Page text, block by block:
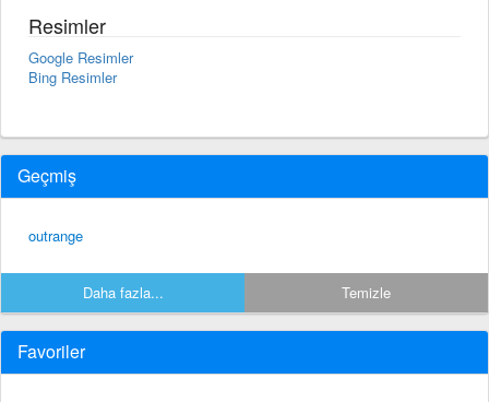
Resimler
Google Resimler
Bing Resimler
Geçmiş
outrange
Daha fazla... Temizle
Favoriler